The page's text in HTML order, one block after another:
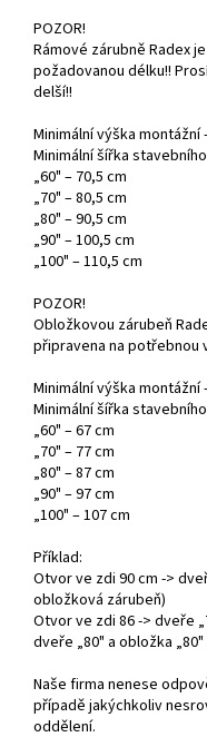
POZOR!
Rámové zárubně Radex
požadovanou délku!!
delší!!
Minimální výška
Minimální šířka
„60" – 70,5 cm
„70" – 80,5 cm
„80" – 90,5 cm
„90" – 100,5 cm
„100" – 110,5 cm
POZOR!
Obložkovou zárubeň
připravena na potřebnou
Minimální výška
Minimální šířka
„60" – 67 cm
„70" – 77 cm
„80" – 87 cm
„90" – 97 cm
„100" – 107 cm
Příklad:
Otvor ve zdi 90 cm ->
obložková zárubeň)
Otvor ve zdi 86 -> dveře
dveře „80" a obložka
Naše firma nenese
případě jakýchkoliv
oddělení.